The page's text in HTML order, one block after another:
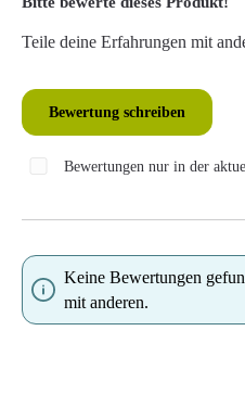
Durchschnittliche Bewertung
Teile deine Erfahrungen mit
Bewertung schreiben
Bewertungen nur in der
Keine Bewertungen
mit anderen.